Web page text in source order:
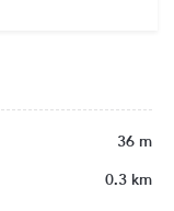
36 m
0.3 km